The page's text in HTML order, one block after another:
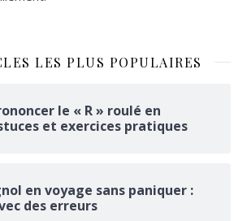
LES PLUS POPULAIRES
le « R » roulé en
et exercices pratiques
en voyage sans paniquer :
des erreurs